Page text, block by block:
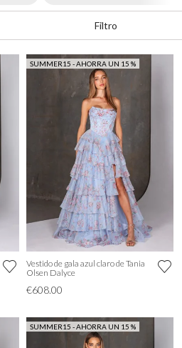
Filtro
SUMMER15 - AHORRA UN 15 %
Vestido de gala azul claro de Tania
Olsen Dalyce
€608.00
SUMMER15 - AHORRA UN 15 %